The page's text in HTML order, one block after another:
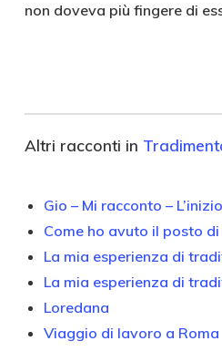
non doveva più fingere di
Altri racconti in
Gio – Mi racconto – L’inizio
Come ho avuto il posto
La mia esperienza di
La mia esperienza di
Loredana
Viaggio di lavoro a Roma